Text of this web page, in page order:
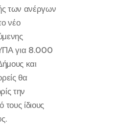
των ανέργων
νέο
για 8.000
και
θα
την
ίδιους